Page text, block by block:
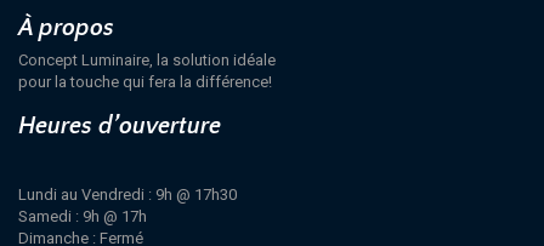
À propos
Concept Luminaire, la solution idéale
pour la touche qui fera la différence!
Heures d’ouverture
Lundi au Vendredi : 9h @ 17h30
Samedi : 9h @ 17h
Dimanche : Fermé